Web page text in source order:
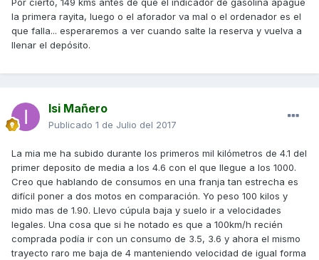
Por cierto, 149 kms antes de que el indicador de gasolina apague
la primera rayita, luego o el aforador va mal o el ordenador es el
que falla... esperaremos a ver cuando salte la reserva y vuelva a
llenar el depósito.
Isi Mañero
Publicado 1 de Julio del 2017
La mia me ha subido durante los primeros mil kilómetros de 4.1 del
primer deposito de media a los 4.6 con el que llegue a los 1000.
Creo que hablando de consumos en una franja tan estrecha es
difícil poner a dos motos en comparación. Yo peso 100 kilos y
mido mas de 1.90. Llevo cúpula baja y suelo ir a velocidades
legales. Una cosa que si he notado es que a 100km/h recién
comprada podía ir con un consumo de 3.5, 3.6 y ahora el mismo
trayecto raro me baja de 4 manteniendo velocidad de igual forma